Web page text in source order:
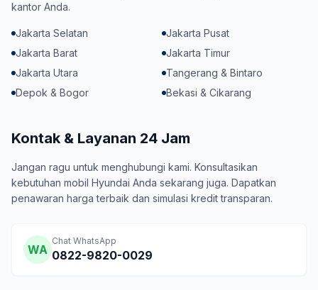
kantor Anda.
Jakarta Selatan
Jakarta Pusat
Jakarta Barat
Jakarta Timur
Jakarta Utara
Tangerang & Bintaro
Depok & Bogor
Bekasi & Cikarang
Kontak & Layanan 24 Jam
Jangan ragu untuk menghubungi kami. Konsultasikan
kebutuhan mobil Hyundai Anda sekarang juga. Dapatkan
penawaran harga terbaik dan simulasi kredit transparan.
WA
Chat WhatsApp
0822-9820-0029